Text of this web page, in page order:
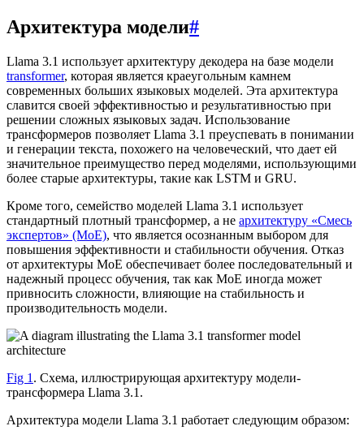
Архитектура модели#
Llama 3.1 использует архитектуру декодера на базе модели
transformer, которая является краеугольным камнем
современных больших языковых моделей. Эта архитектура
славится своей эффективностью и результативностью при
решении сложных языковых задач. Использование
трансформеров позволяет Llama 3.1 преуспевать в понимании
и генерации текста, похожего на человеческий, что дает ей
значительное преимущество перед моделями, использующими
более старые архитектуры, такие как LSTM и GRU.
Кроме того, семейство моделей Llama 3.1 использует
стандартный плотный трансформер, а не архитектуру «Смесь
экспертов» (MoE), что является осознанным выбором для
повышения эффективности и стабильности обучения. Отказ
от архитектуры MoE обеспечивает более последовательный и
надежный процесс обучения, так как MoE иногда может
привносить сложности, влияющие на стабильность и
производительность модели.
Fig 1 . Схема, иллюстрирующая архитектуру модели-
трансформера Llama 3.1.
Архитектура модели Llama 3.1 работает следующим образом: